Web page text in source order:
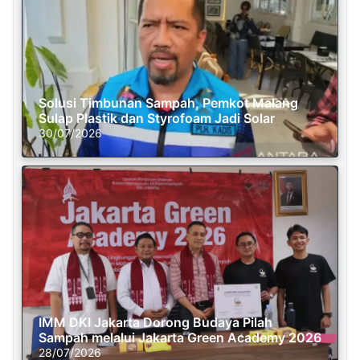
Solusi Timbunan Sampah, Pemkot Malang
Sulap Plastik dan Styrofoam Jadi Solar
30/07/2026
IMM DKI Jakarta Dorong Budaya Pilah
Sampah melalui Jakarta Green Academy 2026
28/07/2026